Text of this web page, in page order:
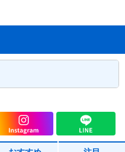
名古屋市北区